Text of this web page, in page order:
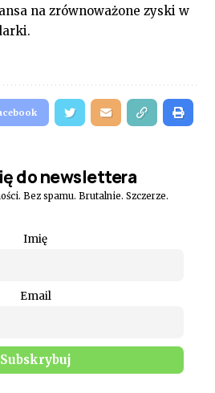
na zrównoważone zyski w
do newslettera
Bez spamu. Brutalnie. Szczerze.
Imię
Email